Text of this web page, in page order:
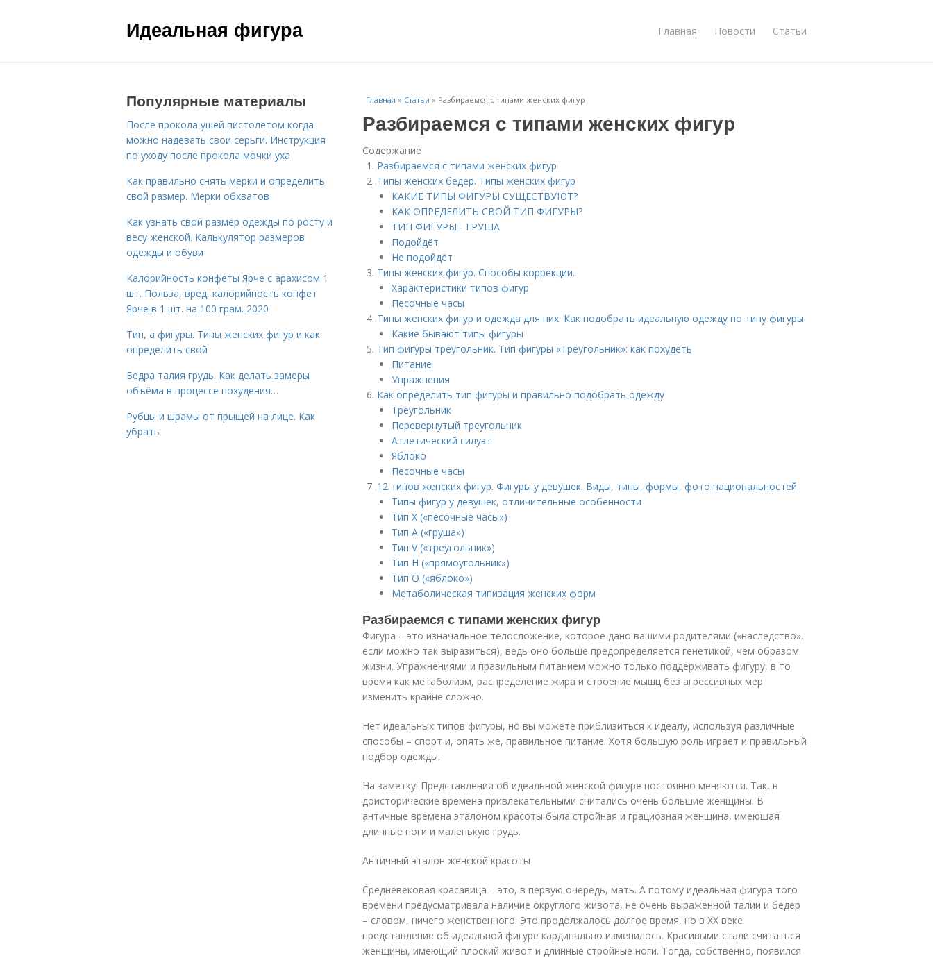
Идеальная фигура Главная Новости Статьи
Главная » Статьи » Разбираемся с типами женских фигур
Разбираемся с типами женских фигур
Содержание
Разбираемся с типами женских фигур
Типы женских бедер. Типы женских фигур
КАКИЕ ТИПЫ ФИГУРЫ СУЩЕСТВУЮТ?
КАК ОПРЕДЕЛИТЬ СВОЙ ТИП ФИГУРЫ?
ТИП ФИГУРЫ - ГРУША
Подойдёт
Не подойдёт
Типы женских фигур. Способы коррекции.
Характеристики типов фигур
Песочные часы
Типы женских фигур и одежда для них. Как подобрать идеальную одежду по типу фигуры
Какие бывают типы фигуры
Тип фигуры треугольник. Тип фигуры «Треугольник»: как похудеть
Питание
Упражнения
Как определить тип фигуры и правильно подобрать одежду
Треугольник
Перевернутый треугольник
Атлетический силуэт
Яблоко
Песочные часы
12 типов женских фигур. Фигуры у девушек. Виды, типы, формы, фото национальностей
Типы фигур у девушек, отличительные особенности
Тип Х («песочные часы»)
Тип А («груша»)
Тип V («треугольник»)
Тип Н («прямоугольник»)
Тип О («яблоко»)
Метаболическая типизация женских форм
Разбираемся с типами женских фигур
Фигура – это изначальное телосложение, которое дано вашими родителями («наследство»,
если можно так выразиться), ведь оно больше предопределяется генетикой, чем образом
жизни. Упражнениями и правильным питанием можно только поддерживать фигуру, в то
время как метаболизм, распределение жира и строение мышц без агрессивных мер
изменить крайне сложно.
Нет идеальных типов фигуры, но вы можете приблизиться к идеалу, используя различные
способы – спорт и, опять же, правильное питание. Хотя большую роль играет и правильный
подбор одежды.
На заметку! Представления об идеальной женской фигуре постоянно меняются. Так, в
доисторические времена привлекательными считались очень большие женщины. В
античные времена эталоном красоты была стройная и грациозная женщина, имеющая
длинные ноги и маленькую грудь.
Античный эталон женской красоты
Средневековая красавица – это, в первую очередь, мать. А потому идеальная фигура того
времени предусматривала наличие округлого живота, не очень выраженной талии и бедер
– словом, ничего женственного. Это продолжалось долгое время, но в ХХ веке
представление об идеальной фигуре кардинально изменилось. Красивыми стали считаться
женщины, имеющий плоский живот и длинные стройные ноги. Тогда, собственно, появился
Популярные материалы
После прокола ушей пистолетом когда
можно надевать свои серьги. Инструкция
по уходу после прокола мочки уха
Как правильно снять мерки и определить
свой размер. Мерки обхватов
Как узнать свой размер одежды по росту и
весу женской. Калькулятор размеров
одежды и обуви
Калорийность конфеты Ярче с арахисом 1
шт. Польза, вред, калорийность конфет
Ярче в 1 шт. на 100 грам. 2020
Тип, а фигуры. Типы женских фигур и как
определить свой
Бедра талия грудь. Как делать замеры
объёма в процессе похудения…
Рубцы и шрамы от прыщей на лице. Как
убрать